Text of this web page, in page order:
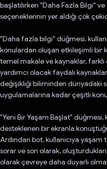
başlatılırken "Daha Fazla Bilgi"
seçeneklerinin yer aldığı çok
"Daha fazla bilgi" düğmesi,
konulardan oluşan etkileşimli bir
temel makale ve kaynaklar, farklı
yardımcı olacak faydalı
değişikliği biliminden dünyadaki
uygulamalarına kadar çeşitli
"Yeni Bir Yaşam Başlat" düğmesi,
desteklenen bir ekranla
Ardından bot, kullanıcıya yaşam
sorar ve son olarak,
olarak çevreye daha duyarlı